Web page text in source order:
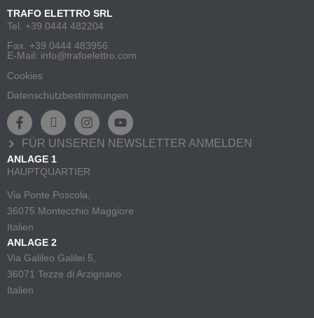
TRAFO ELETTRO SRL
Tel. +39 0444 482204
Fax. +39 0444 483956
E-Mail: info@trafoelettro.com
Cookies
Datenschutzbestimmungen
FÜR UNSEREN NEWSLETTER ANMELDEN
ANLAGE 1
HAUPTQUARTIER
Via Ponte Poscola,
36075 Montecchio Maggiore
Italien
ANLAGE 2
Via Galileo Galilei 5,
36071 Tezze di Arzignano
Italien